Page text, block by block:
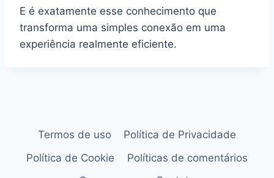
E é exatamente esse conhecimento que
transforma uma simples conexão em uma
experiência realmente eficiente.
Termos de uso
Política de Privacidade
Política de Cookie
Políticas de comentários